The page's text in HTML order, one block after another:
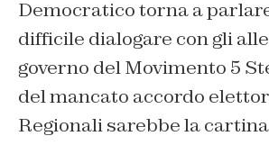
Democratico torna a
difficile dialogare con gli
governo del Movimento 5
del mancato accordo
Regionali sarebbe la